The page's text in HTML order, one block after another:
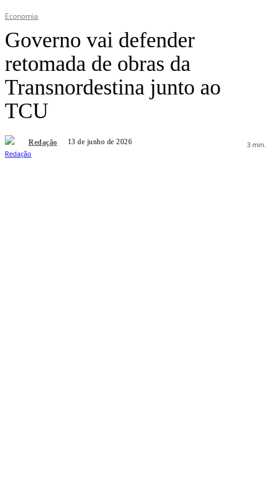
Economia
Governo vai defender
retomada de obras da
Transnordestina junto ao
TCU
Redação 13 de junho de 2026 3 min.